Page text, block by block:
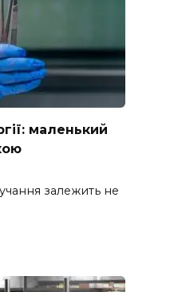
маленький
залежить не